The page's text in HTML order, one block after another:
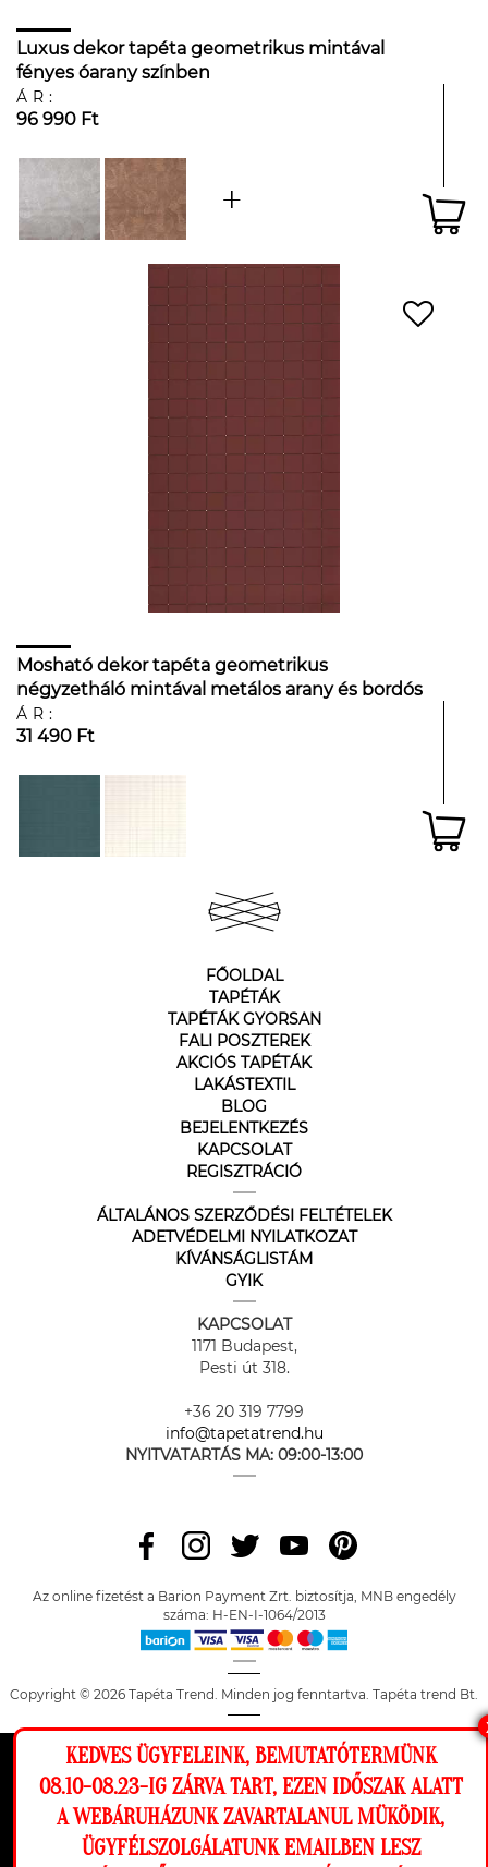
Ez a weboldal cookie-kat használ, hogy a
lehető legjobb élményt nyújtsa honlapunkon.
Beállítások
Luxus dekor tapéta geometrikus mintával
fényes óarany színben
ÁR:
96 990 Ft
Mosható dekor tapéta geometrikus
négyzetháló mintával metálos arany és bordós
barna színben
ÁR:
31 490 Ft
FŐOLDAL
TAPÉTÁK
TAPÉTÁK GYORSAN
FALI POSZTEREK
AKCIÓS TAPÉTÁK
LAKÁSTEXTIL
BLOG
BEJELENTKEZÉS
KAPCSOLAT
REGISZTRÁCIÓ
ÁLTALÁNOS SZERZŐDÉSI FELTÉTELEK
ADETVÉDELMI NYILATKOZAT
KÍVÁNSÁGLISTÁM
GYIK
KAPCSOLAT
1171 Budapest,
Pesti út 318.
+36 20 319 7799
info@tapetatrend.hu
NYITVATARTÁS MA: 09:00-13:00
Az online fizetést a Barion Payment Zrt. biztosítja, MNB engedély
száma: H-EN-I-1064/2013
Copyright © 2026 Tapéta Trend. Minden jog fenntartva. Tapéta trend Bt.
KEDVES ÜGYFELEINK, BEMUTATÓTERMÜNK
08.10-08.23-IG ZÁRVA TART, EZEN IDŐSZAK ALATT
A WEBÁRUHÁZUNK ZAVARTALANUL MÜKÖDIK,
ÜGYFÉLSZOLGÁLATUNK EMAILBEN LESZ